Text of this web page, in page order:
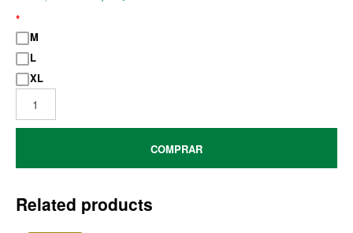
*
M
L
XL
COMPRAR
Related products